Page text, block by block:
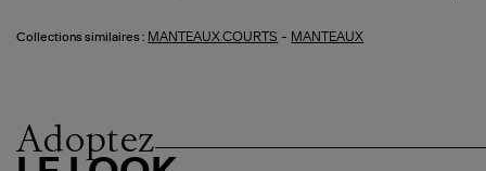
Collections similaires : MANTEAUX COURTS - MANTEAUX
Adoptez